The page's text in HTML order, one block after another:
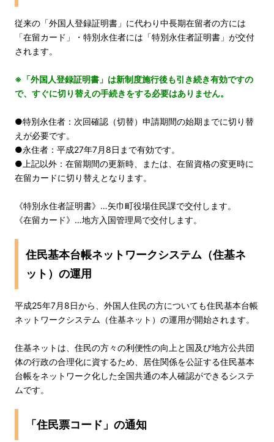
従来の「外国人登録証明書」に代わり中長期在留者の方には
「在留カード」・特別永住者には「特別永住者証明書」が交付
されます。
※「外国人登録証明書」は新制度施行後も引き続き有効ですの
で、すぐに切り替えの手続きをする必要はありません。
●特別永住者：次回確認（切替）申請期間の始期までに切り替
えが必要です。
●永住者：平成27年7月8日まで有効です。
●上記以外：在留期間の更新時、または、在留資格の変更時に
在留カードに切り替えとなります。
《特別永住者証明書》…矢巾町役場住民課で交付します。
《在留カード》…地方入国管理局で交付します。
住民基本台帳ネットワークシステム（住基ネ
ット）の運用
平成25年7月8日から、外国人住民の方についても住民基本台帳
ネットワークシステム（住基ネット）の運用が開始されます。
住基ネットは、住民の方々の利便性の向上と国及び地方公共団
体の行政の合理化に資するため、居住関係を公証する住民基本
台帳をネットワーク化した全国共通の本人確認ができるシステ
ムです。
「住民票コード」の通知